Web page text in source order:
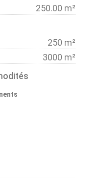
250.00 m²
250 m²
3000 m²